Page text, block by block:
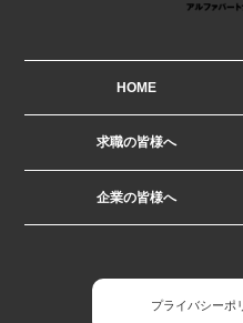
HOME
求職の皆様へ
企業の皆様へ
プライバシーポ